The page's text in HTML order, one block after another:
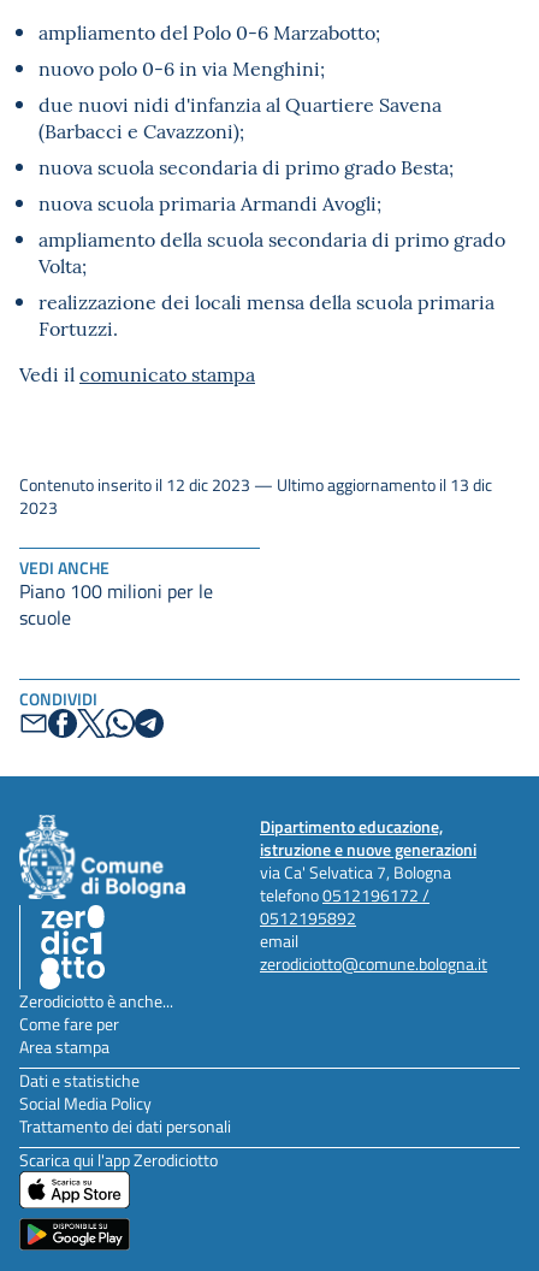
CONDIVIDI
ampliamento del Polo 0-6 Marzabotto;
nuovo polo 0-6 in via Menghini;
due nuovi nidi d'infanzia al Quartiere Savena
(Barbacci e Cavazzoni);
nuova scuola secondaria di primo grado Besta;
nuova scuola primaria Armandi Avogli;
ampliamento della scuola secondaria di primo grado
Volta;
realizzazione dei locali mensa della scuola primaria
Fortuzzi.
Vedi il comunicato stampa
VEDI ANCHE
Piano 100 milioni per le
scuole
Contenuto inserito il 12 dic 2023 — Ultimo aggiornamento il 13 dic
2023
Dipartimento educazione,
istruzione e nuove generazioni
via Ca' Selvatica 7, Bologna
telefono0512196172 /
0512195892
email
zerodiciotto@comune.bologna.it
Zerodiciotto è anche...
Come fare per
Area stampa
Dati e statistiche
Social Media Policy
Trattamento dei dati personali
Scarica qui l'app Zerodiciotto